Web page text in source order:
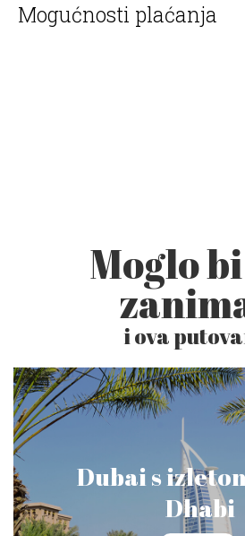
Mogućnosti plaćanja
Moglo
i ova
Dubai s
Dhabi